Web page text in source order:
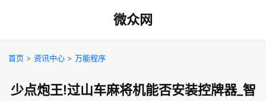
微众网
首页 > 资讯中心 > 万能程序
少点炮王!过山车麻将机能否安装控牌器_智